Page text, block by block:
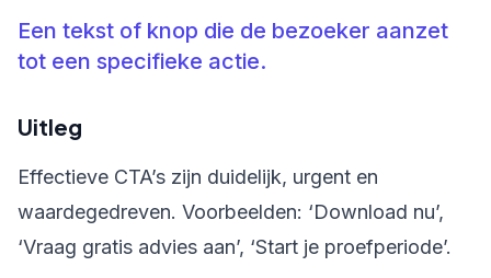
Een tekst of knop die de bezoeker aanzet
tot een specifieke actie.
Uitleg
Effectieve CTA’s zijn duidelijk, urgent en
waardegedreven. Voorbeelden: ‘Download nu’,
‘Vraag gratis advies aan’, ‘Start je proefperiode’.